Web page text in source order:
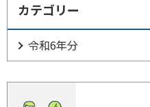
カテゴリー
令和6年分